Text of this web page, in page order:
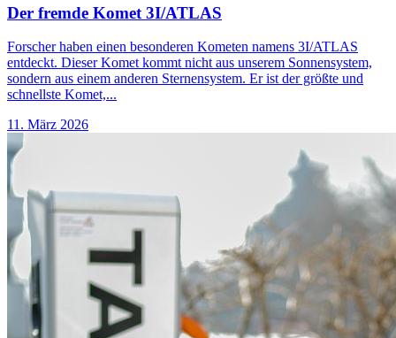
Der fremde Komet 3I/ATLAS
Forscher haben einen besonderen Kometen namens 3I/ATLAS
entdeckt. Dieser Komet kommt nicht aus unserem Sonnensystem,
sondern aus einem anderen Sternensystem. Er ist der größte und
schnellste Komet,...
11. März 2026